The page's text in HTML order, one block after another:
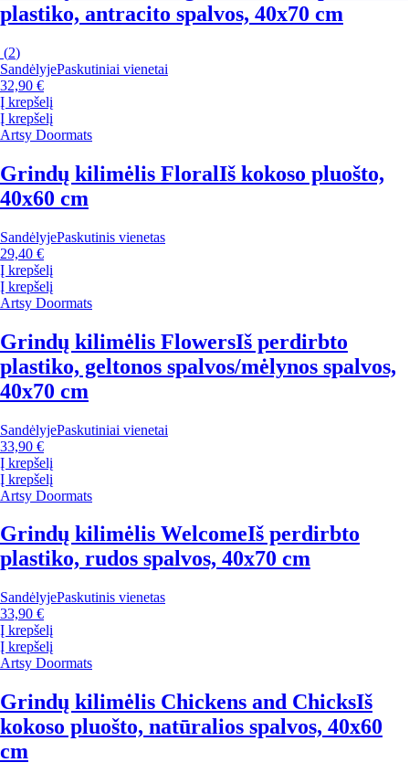
plastiko, antracito spalvos, 40x70 cm
(2)
SandėlyjePaskutiniai vienetai
32,90 €
Į krepšelį
Į krepšelį
Artsy Doormats
Grindų kilimėlis FloralIš kokoso pluošto,
40x60 cm
SandėlyjePaskutinis vienetas
29,40 €
Į krepšelį
Į krepšelį
Artsy Doormats
Grindų kilimėlis FlowersIš perdirbto
plastiko, geltonos spalvos/mėlynos spalvos,
40x70 cm
SandėlyjePaskutiniai vienetai
33,90 €
Į krepšelį
Į krepšelį
Artsy Doormats
Grindų kilimėlis WelcomeIš perdirbto
plastiko, rudos spalvos, 40x70 cm
SandėlyjePaskutinis vienetas
33,90 €
Į krepšelį
Į krepšelį
Artsy Doormats
Grindų kilimėlis Chickens and ChicksIš
kokoso pluošto, natūralios spalvos, 40x60
cm